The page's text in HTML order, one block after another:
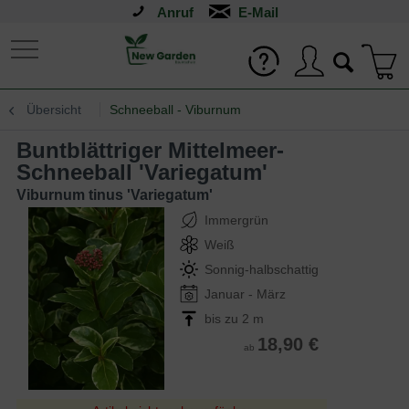
Anruf
Übersicht Schneeball - Viburnum
Buntblättriger Mittelmeer-
Schneeball 'Variegatum'
Viburnum tinus 'Variegatum'
Immergrün
Weiß
Sonnig-halbschattig
Januar - März
bis zu 2 m
ab 18,90 €